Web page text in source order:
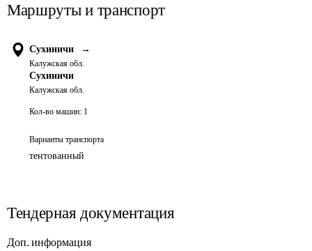
Маршруты и транспорт
Сухиничи →
Калужская обл.
Сухиничи
Калужская обл.
Кол-во машин: 1
Варианты транспорта
тентованный
Тендерная документация
Доп. информация